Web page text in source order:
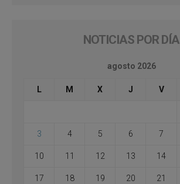
NOTICIAS POR DÍA
agosto 2026
L M X J V
3 4 5 6 7
10 11 12 13 14
17 18 19 20 21